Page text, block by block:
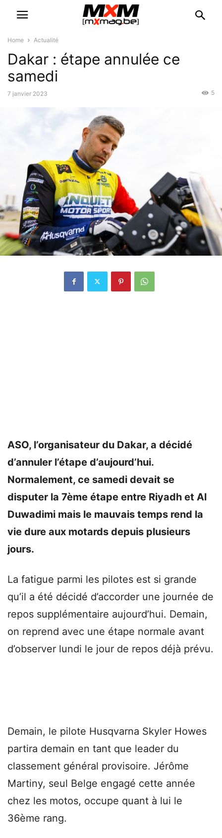
Home Actualité
Dakar : étape annulée ce
samedi
7 janvier 2023 5
ASO, l’organisateur du Dakar, a décidé
d’annuler l’étape d’aujourd’hui.
Normalement, ce samedi devait se
disputer la 7ème étape entre Riyadh et Al
Duwadimi mais le mauvais temps rend la
vie dure aux motards depuis plusieurs
jours.
La fatigue parmi les pilotes est si grande
qu’il a été décidé d’accorder une journée de
repos supplémentaire aujourd’hui. Demain,
on reprend avec une étape normale avant
d’observer lundi le jour de repos déjà prévu.
Demain, le pilote Husqvarna Skyler Howes
partira demain en tant que leader du
classement général provisoire. Jérôme
Martiny, seul Belge engagé cette année
chez les motos, occupe quant à lui le
36ème rang.